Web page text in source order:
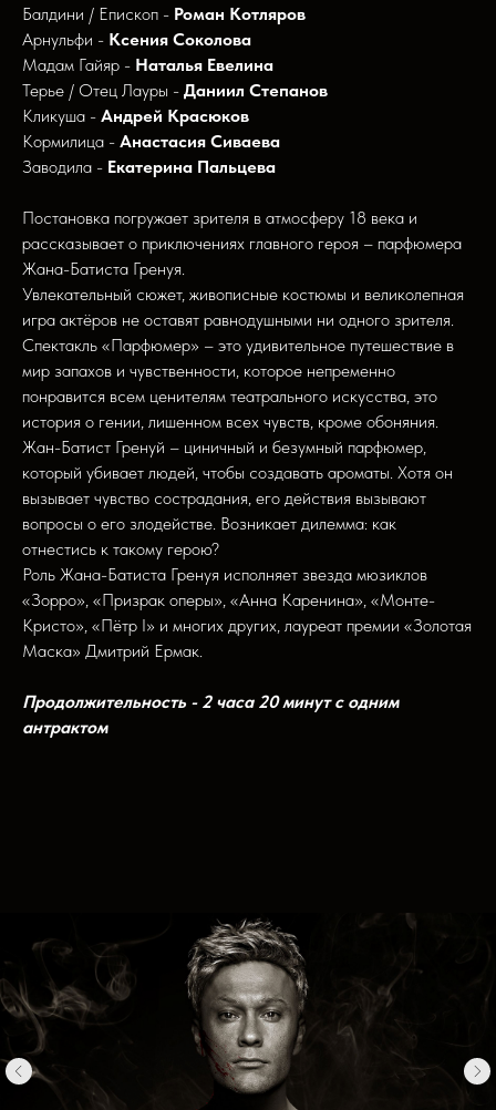
Балдини / Епископ - Роман Котляров
Арнульфи - Ксения Соколова
Мадам Гайяр - Наталья Евелина
Терье / Отец Лауры - Даниил Степанов
Кликуша - Андрей Красюков
Кормилица - Анастасия Сиваева
Заводила - Екатерина Пальцева
Постановка погружает зрителя в атмосферу 18 века и
рассказывает о приключениях главного героя – парфюмера
Жана-Батиста Гренуя.
Увлекательный сюжет, живописные костюмы и великолепная
игра актёров не оставят равнодушными ни одного зрителя.
Спектакль «Парфюмер» – это удивительное путешествие в
мир запахов и чувственности, которое непременно
понравится всем ценителям театрального искусства, это
история о гении, лишенном всех чувств, кроме обоняния.
Жан-Батист Гренуй – циничный и безумный парфюмер,
который убивает людей, чтобы создавать ароматы. Хотя он
вызывает чувство сострадания, его действия вызывают
вопросы о его злодействе. Возникает дилемма: как
отнестись к такому герою?
Роль Жана-Батиста Гренуя исполняет звезда мюзиклов
«Зорро», «Призрак оперы», «Анна Каренина», «Монте-
Кристо», «Пётр I» и многих других, лауреат премии «Золотая
Маска» Дмитрий Ермак.
Продолжительность - 2 часа 20 минут с одним
антрактом